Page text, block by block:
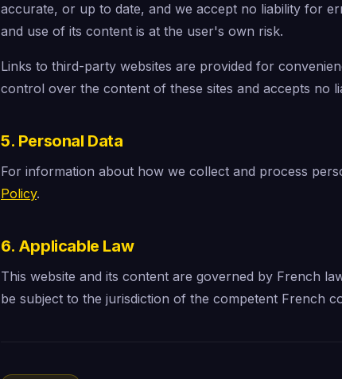
accurate, or up to date, and we accept no liability for
and use of its content is at the user's own risk.
Links to third-party websites are provided for
control over the content of these sites and accepts no
5. Personal Data
For information about how we collect and process
Policy.
6. Applicable Law
This website and its content are governed by French
be subject to the jurisdiction of the competent French